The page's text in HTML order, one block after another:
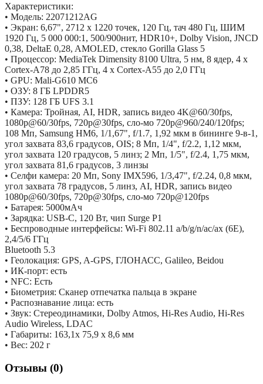
Характеристики:
• Модель: 22071212AG
• Экран: 6,67", 2712 х 1220 точек, 120 Гц, тач 480 Гц, ШИМ
1920 Гц, 5 000 000:1, 500/900нит, HDR10+, Dolby Vision, JNCD
0,38, DeltaE 0,28, AMOLED, стекло Gorilla Glass 5
• Процессор: MediaTek Dimensity 8100 Ultra, 5 нм, 8 ядер, 4 x
Cortex-A78 до 2,85 ГГц, 4 x Cortex-A55 до 2,0 ГГц
• GPU: Mali-G610 MC6
• ОЗУ: 8 ГБ LPDDR5
• ПЗУ: 128 ГБ UFS 3.1
• Камера: Тройная, AI, HDR, запись видео 4K@60/30fps,
1080р@60/30fps, 720p@30fps, сло-мо 720p@960/240/120fps;
108 Мп, Samsung HM6, 1/1,67", f/1.7, 1,92 мкм в бининге 9-в-1,
угол захвата 83,6 градусов, OIS; 8 Мп, 1/4", f/2.2, 1,12 мкм,
угол захвата 120 градусов, 5 линз; 2 Мп, 1/5", f/2.4, 1,75 мкм,
угол захвата 81,6 градусов, 3 линзы
• Селфи камера: 20 Мп, Sony IMX596, 1/3,47", f/2.24, 0,8 мкм,
угол захвата 78 градусов, 5 линз, AI, HDR, запись видео
1080р@60/30fps, 720p@30fps, сло-мо 720p@120fps
• Батарея: 5000мАч
• Зарядка: USB-C, 120 Вт, чип Surge P1
• Беспроводные интерфейсы: Wi-Fi 802.11 a/b/g/n/ac/ax (6Е),
2,4/5/6 ГГц
Bluetooth 5.3
• Геолокация: GPS, A-GPS, ГЛОНАСС, Galileo, Beidou
• ИК-порт: есть
• NFC: Есть
• Биометрия: Сканер отпечатка пальца в экране
• Распознавание лица: есть
• Звук: Стереодинамики, Dolby Atmos, Hi-Res Audio, Hi-Res
Audio Wireless, LDAC
• Габариты: 163,1х 75,9 х 8,6 мм
• Вес: 202 г
Отзывы (0)